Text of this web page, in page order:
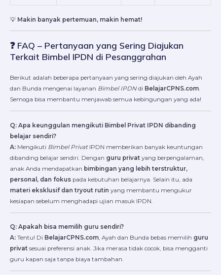
💡 Makin banyak pertemuan, makin hemat!
❓ FAQ – Pertanyaan yang Sering Diajukan
Terkait Bimbel IPDN di Pesanggrahan
Berikut adalah beberapa pertanyaan yang sering diajukan oleh Ayah
dan Bunda mengenai layanan Bimbel IPDNdi BelajarCPNS.com.
Semoga bisa membantu menjawab semua kebingungan yang ada!
Q: Apa keunggulan mengikuti Bimbel Privat IPDN dibanding
belajar sendiri?
A: Mengikuti Bimbel PrivatIPDN memberikan banyak keuntungan
dibanding belajar sendiri. Dengan guru privat yang berpengalaman,
anak Anda mendapatkan bimbingan yang lebih terstruktur,
personal, dan fokus pada kebutuhan belajarnya. Selain itu, ada
materi eksklusif dan tryout rutin yang membantu mengukur
kesiapan sebelum menghadapi ujian masuk IPDN.
Q: Apakah bisa memilih guru sendiri?
A: Tentu! Di BelajarCPNS.com, Ayah dan Bunda bebas memilih guru
privat sesuai preferensi anak. Jika merasa tidak cocok, bisa mengganti
guru kapan saja tanpa biaya tambahan.